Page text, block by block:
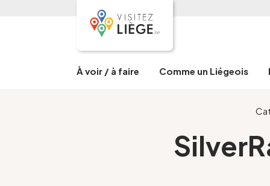
À voir / à faire Comme un Liégeois